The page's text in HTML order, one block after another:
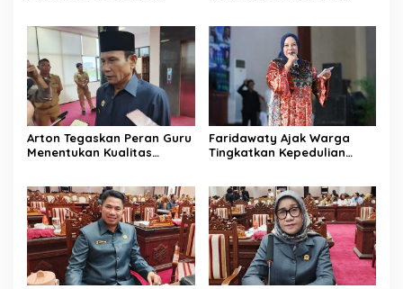
Arton Tegaskan Peran Guru
Menentukan Kualitas
Faridawaty Ajak Warga
Tingkatkan Kepedulian